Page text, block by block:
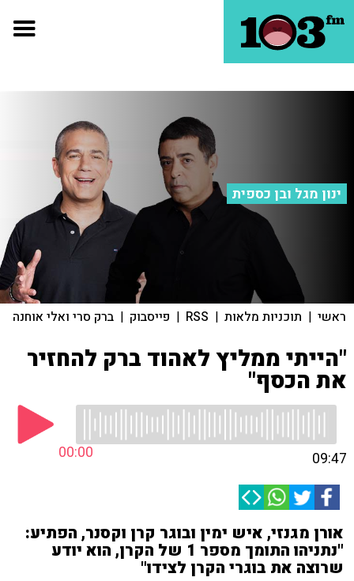
ינון מגל ובן כספית
ראשי | תוכניות מלאות |
RSS
| פייסבוק | ברק סרי ואלי אוחנה
"הייתי ממליץ לאהוד ברק להחזיר
את הכסף"
00:00 09:47
אורן מגנזי, איש ימין ובוגר קרן וקסנר, הפתיע:
"נתניהו התומך מספר 1 של הקרן, הוא יודע
שרוצה את בוגרי הקרן לצידו"